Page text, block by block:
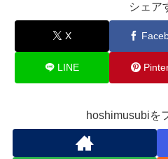
シェア
X
LINE
hoshimusubiを